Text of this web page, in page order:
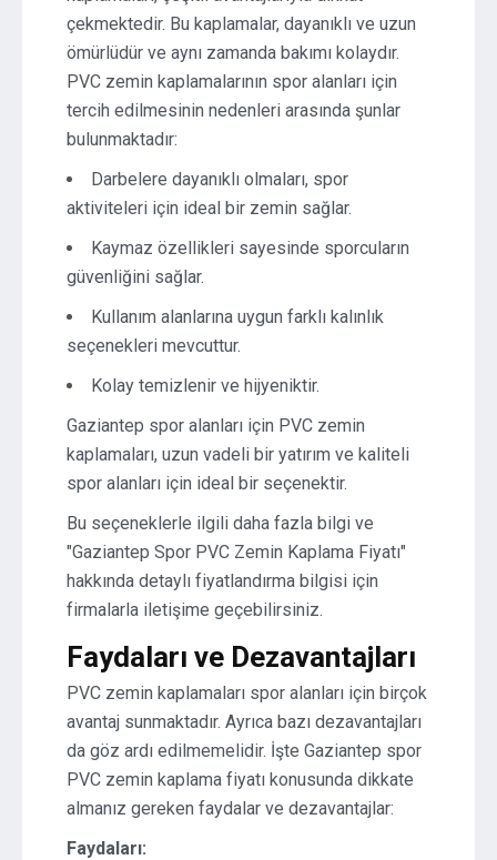
çekmektedir. Bu kaplamalar, dayanıklı ve uzun
ömürlüdür ve aynı zamanda bakımı kolaydır.
PVC zemin kaplamalarının spor alanları için
tercih edilmesinin nedenleri arasında şunlar
bulunmaktadır:
Darbelere dayanıklı olmaları, spor
aktiviteleri için ideal bir zemin sağlar.
Kaymaz özellikleri sayesinde sporcuların
güvenliğini sağlar.
Kullanım alanlarına uygun farklı kalınlık
seçenekleri mevcuttur.
Kolay temizlenir ve hijyeniktir.
Gaziantep spor alanları için PVC zemin
kaplamaları, uzun vadeli bir yatırım ve kaliteli
spor alanları için ideal bir seçenektir.
Bu seçeneklerle ilgili daha fazla bilgi ve
"Gaziantep Spor PVC Zemin Kaplama Fiyatı"
hakkında detaylı fiyatlandırma bilgisi için
firmalarla iletişime geçebilirsiniz.
Faydaları ve Dezavantajları
PVC zemin kaplamaları spor alanları için birçok
avantaj sunmaktadır. Ayrıca bazı dezavantajları
da göz ardı edilmemelidir. İşte Gaziantep spor
PVC zemin kaplama fiyatı konusunda dikkate
almanız gereken faydalar ve dezavantajlar:
Faydaları: